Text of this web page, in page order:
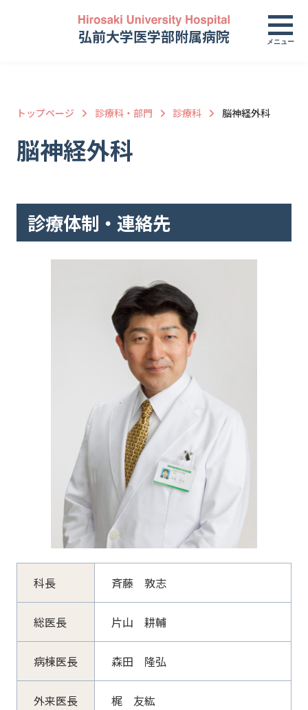
弘前大学医学部附属病院 メニュー
トップページ 診療科・部門 診療科 脳神経外科
脳神経外科
診療体制・連絡先
科長 斉藤 敦志
総医長 片山 耕輔
病棟医長 森田 隆弘
外来医長 梶 友紘